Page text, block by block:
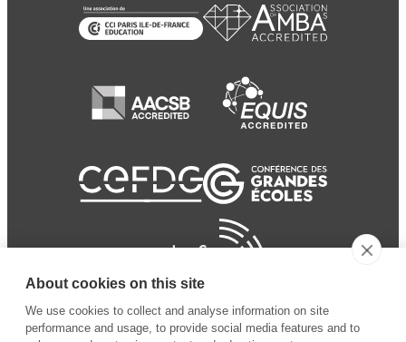
About cookies on this site
We use cookies to collect and analyse information on site
performance and usage, to provide social media features and to